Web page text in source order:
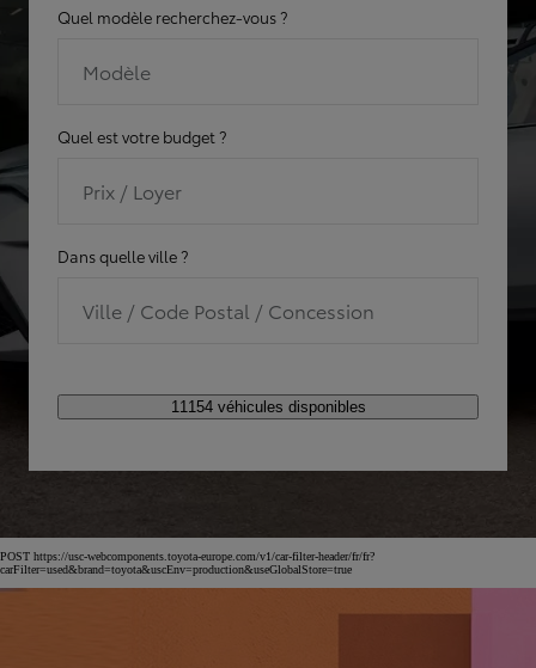
Quel modèle recherchez-vous ?
Modèle
Quel est votre budget ?
Prix / Loyer
Dans quelle ville ?
Ville / Code Postal / Concession
11154 véhicules disponibles
POST https://usc-webcomponents.toyota-europe.com/v1/car-filter-header/fr/fr?
carFilter=used&brand=toyota&uscEnv=production&useGlobalStore=true